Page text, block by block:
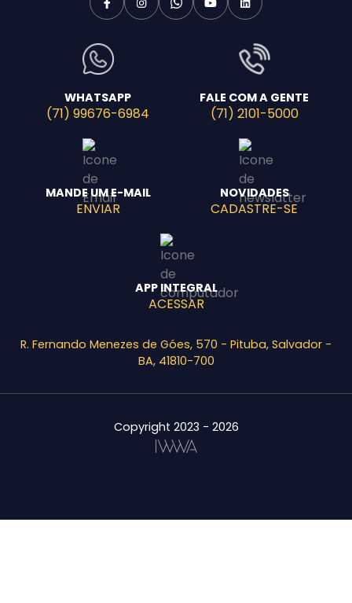
WHATSAPP
(71) 99676-6984
FALE COM A GENTE
(71) 2101-5000
MANDE UM E-MAIL
ENVIAR
NOVIDADES
CADASTRE-SE
APP INTEGRAL
ACESSAR
R. Fernando Menezes de Góes, 570 - Pituba, Salvador -
BA, 41810-700
Copyright 2023 - 2026